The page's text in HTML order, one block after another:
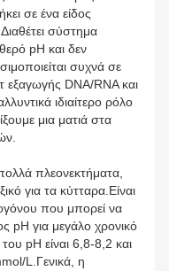
σε ένα είδος
σύστημα
pH και δεν
συχνά σε
εξαγωγής DNA/RNA και
ιδιαίτερο ρόλο
μια ματιά στα
πλεονεκτήματα,
για τα κύτταρα.Είναι
που μπορεί να
pH για μεγάλο χρονικό
pH είναι 6,8-8,2 και
L.Γενικά, η